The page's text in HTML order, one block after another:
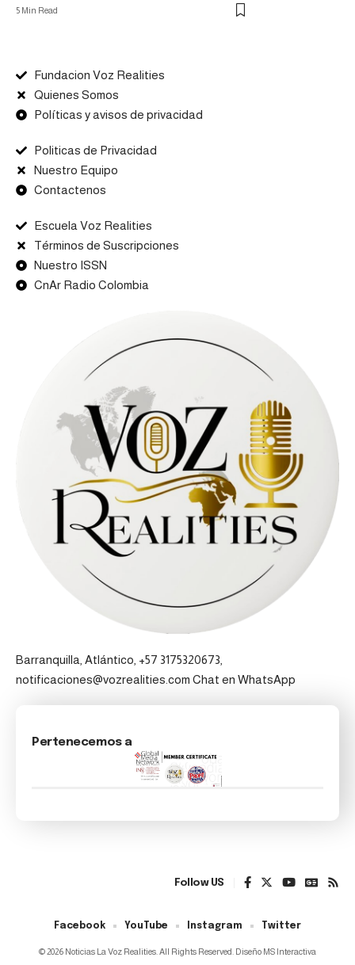
5 Min Read
Fundacion Voz Realities
Quienes Somos
Políticas y avisos de privacidad
Politicas de Privacidad
Nuestro Equipo
Contactenos
Escuela Voz Realities
Términos de Suscripciones
Nuestro ISSN
CnAr Radio Colombia
Barranquilla, Atlántico, +57 3175320673,
notificaciones@vozrealities.com Chat en WhatsApp
Pertenecemos a
Follow US
© 2026 Noticias La Voz Realities. All Rights Reserved. Diseño MS Interactiva
Facebook YouTube Instagram Twitter